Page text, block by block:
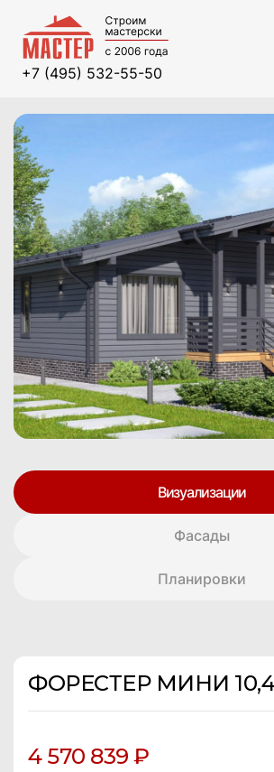
+7 (495) 532-55-50
Визуализации
Фасады
Планировки
ФОРЕСТЕР МИНИ
4 570 839 ₽